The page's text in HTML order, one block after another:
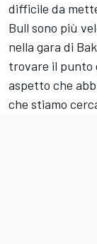
difficile da
Bull sono più
nella gara di
trovare il punto
aspetto che
che stiamo